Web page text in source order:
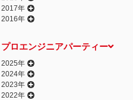
2017年
2016年
プロエンジニアパーティー
2025年
2024年
2023年
2022年